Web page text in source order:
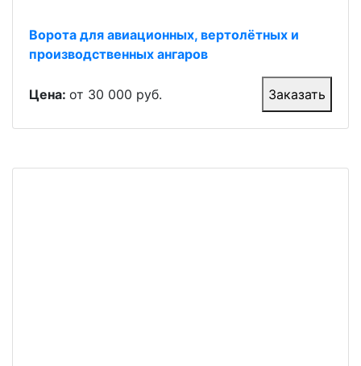
Ворота для авиационных, вертолётных и
производственных ангаров
Цена: от 30 000 руб. Заказать